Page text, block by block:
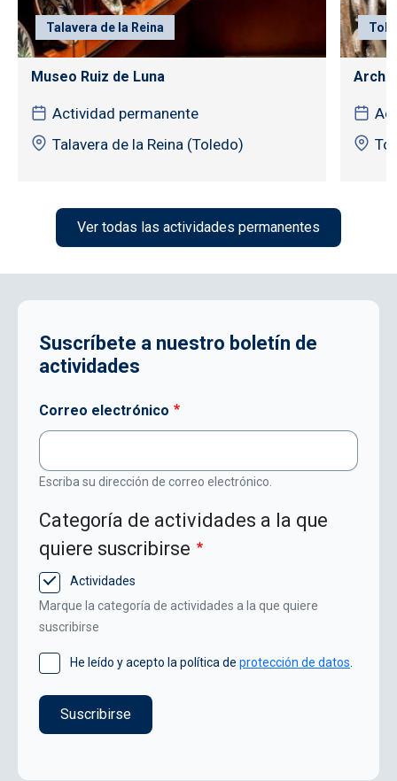
Talavera de la Reina
Museo Ruiz de Luna
Actividad permanente
Talavera de la Reina (Toledo)
Ver todas las actividades permanentes
Suscríbete a nuestro boletín de
actividades
Correo electrónico
Escriba su dirección de correo electrónico.
Categoría de actividades a la que
quiere suscribirse
Actividades
Marque la categoría de actividades a la que quiere
suscribirse
He leído y acepto la política de protección de datos